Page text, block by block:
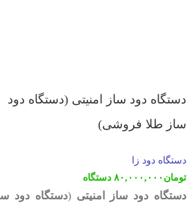
دستگاه دود ساز امنیتی (دستگاه دود
ساز طلا فروشی)
دستگاه دود زا
تومان ۸۰,۰۰۰,۰۰۰ دستگاه
دستگاه دود ساز امنیتی (دستگاه دود